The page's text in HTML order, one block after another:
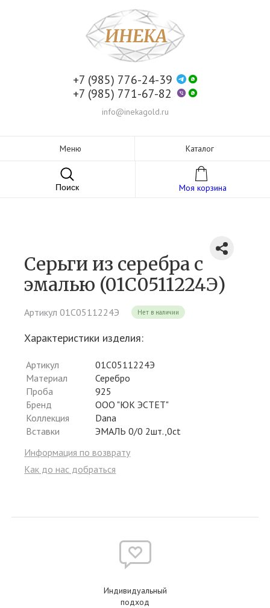
+7 (985) 776-24-39
+7 (985) 771-67-82
info@inekagold.ru
Меню Каталог
Поиск Моя корзина
Серьги из серебра c
эмалью (01С0511224Э)
Артикул 01С0511224Э Нет в наличии
Характеристики изделия:
Артикул
01С0511224Э
Материал
Серебро
Проба
925
Бренд
ООО "ЮК ЭСТЕТ"
Коллекция
Dana
Вставки
ЭМАЛЬ 0/0 2шт.,0ct
Информация по возврату
Как до нас добраться
Индивидуальный
подход